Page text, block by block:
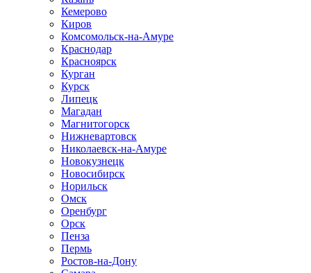
Кемерово
Киров
Комсомольск-на-Амуре
Краснодар
Красноярск
Курган
Курск
Липецк
Магадан
Магнитогорск
Нижневартовск
Николаевск-на-Амуре
Новокузнецк
Новосибирск
Норильск
Омск
Оренбург
Орск
Пенза
Пермь
Ростов-на-Дону